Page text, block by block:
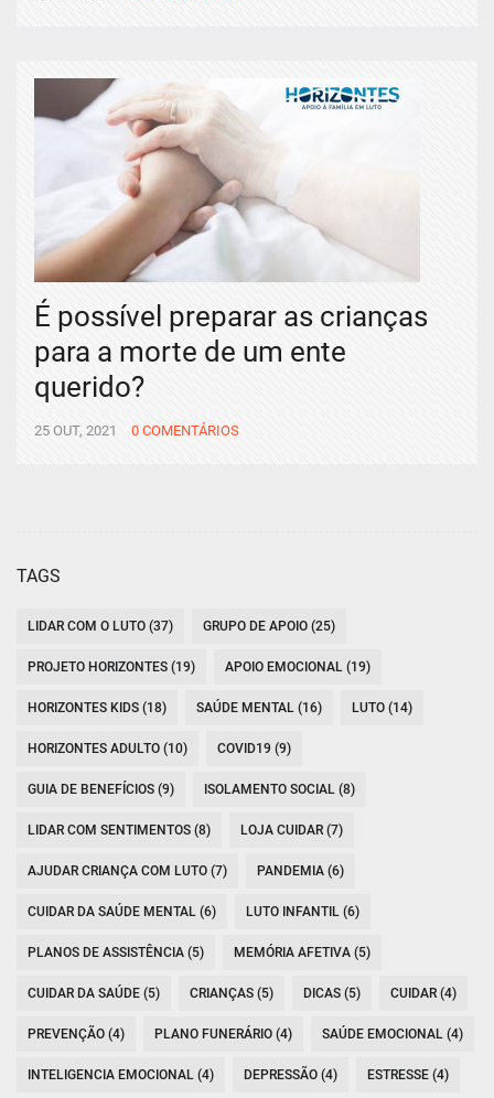
É possível preparar as crianças
para a morte de um ente
querido?
25 OUT, 2021 0 COMENTÁRIOS
TAGS
LIDAR COM O LUTO (37) GRUPO DE APOIO (25)
PROJETO HORIZONTES (19) APOIO EMOCIONAL (19)
HORIZONTES KIDS (18) SAÚDE MENTAL (16) LUTO (14)
HORIZONTES ADULTO (10) COVID19 (9)
GUIA DE BENEFÍCIOS (9) ISOLAMENTO SOCIAL (8)
LIDAR COM SENTIMENTOS (8) LOJA CUIDAR (7)
AJUDAR CRIANÇA COM LUTO (7) PANDEMIA (6)
CUIDAR DA SAÚDE MENTAL (6) LUTO INFANTIL (6)
PLANOS DE ASSISTÊNCIA (5) MEMÓRIA AFETIVA (5)
CUIDAR DA SAÚDE (5) CRIANÇAS (5) DICAS (5) CUIDAR (4)
PREVENÇÃO (4) PLANO FUNERÁRIO (4) SAÚDE EMOCIONAL (4)
INTELIGENCIA EMOCIONAL (4) DEPRESSÃO (4) ESTRESSE (4)